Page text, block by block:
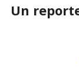
Un